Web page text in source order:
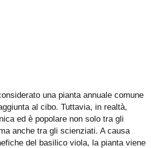
una pianta annuale comune
al cibo. Tuttavia, in realtà,
ed è popolare non solo tra gli
anche tra gli scienziati. A causa
del basilico viola, la pianta viene